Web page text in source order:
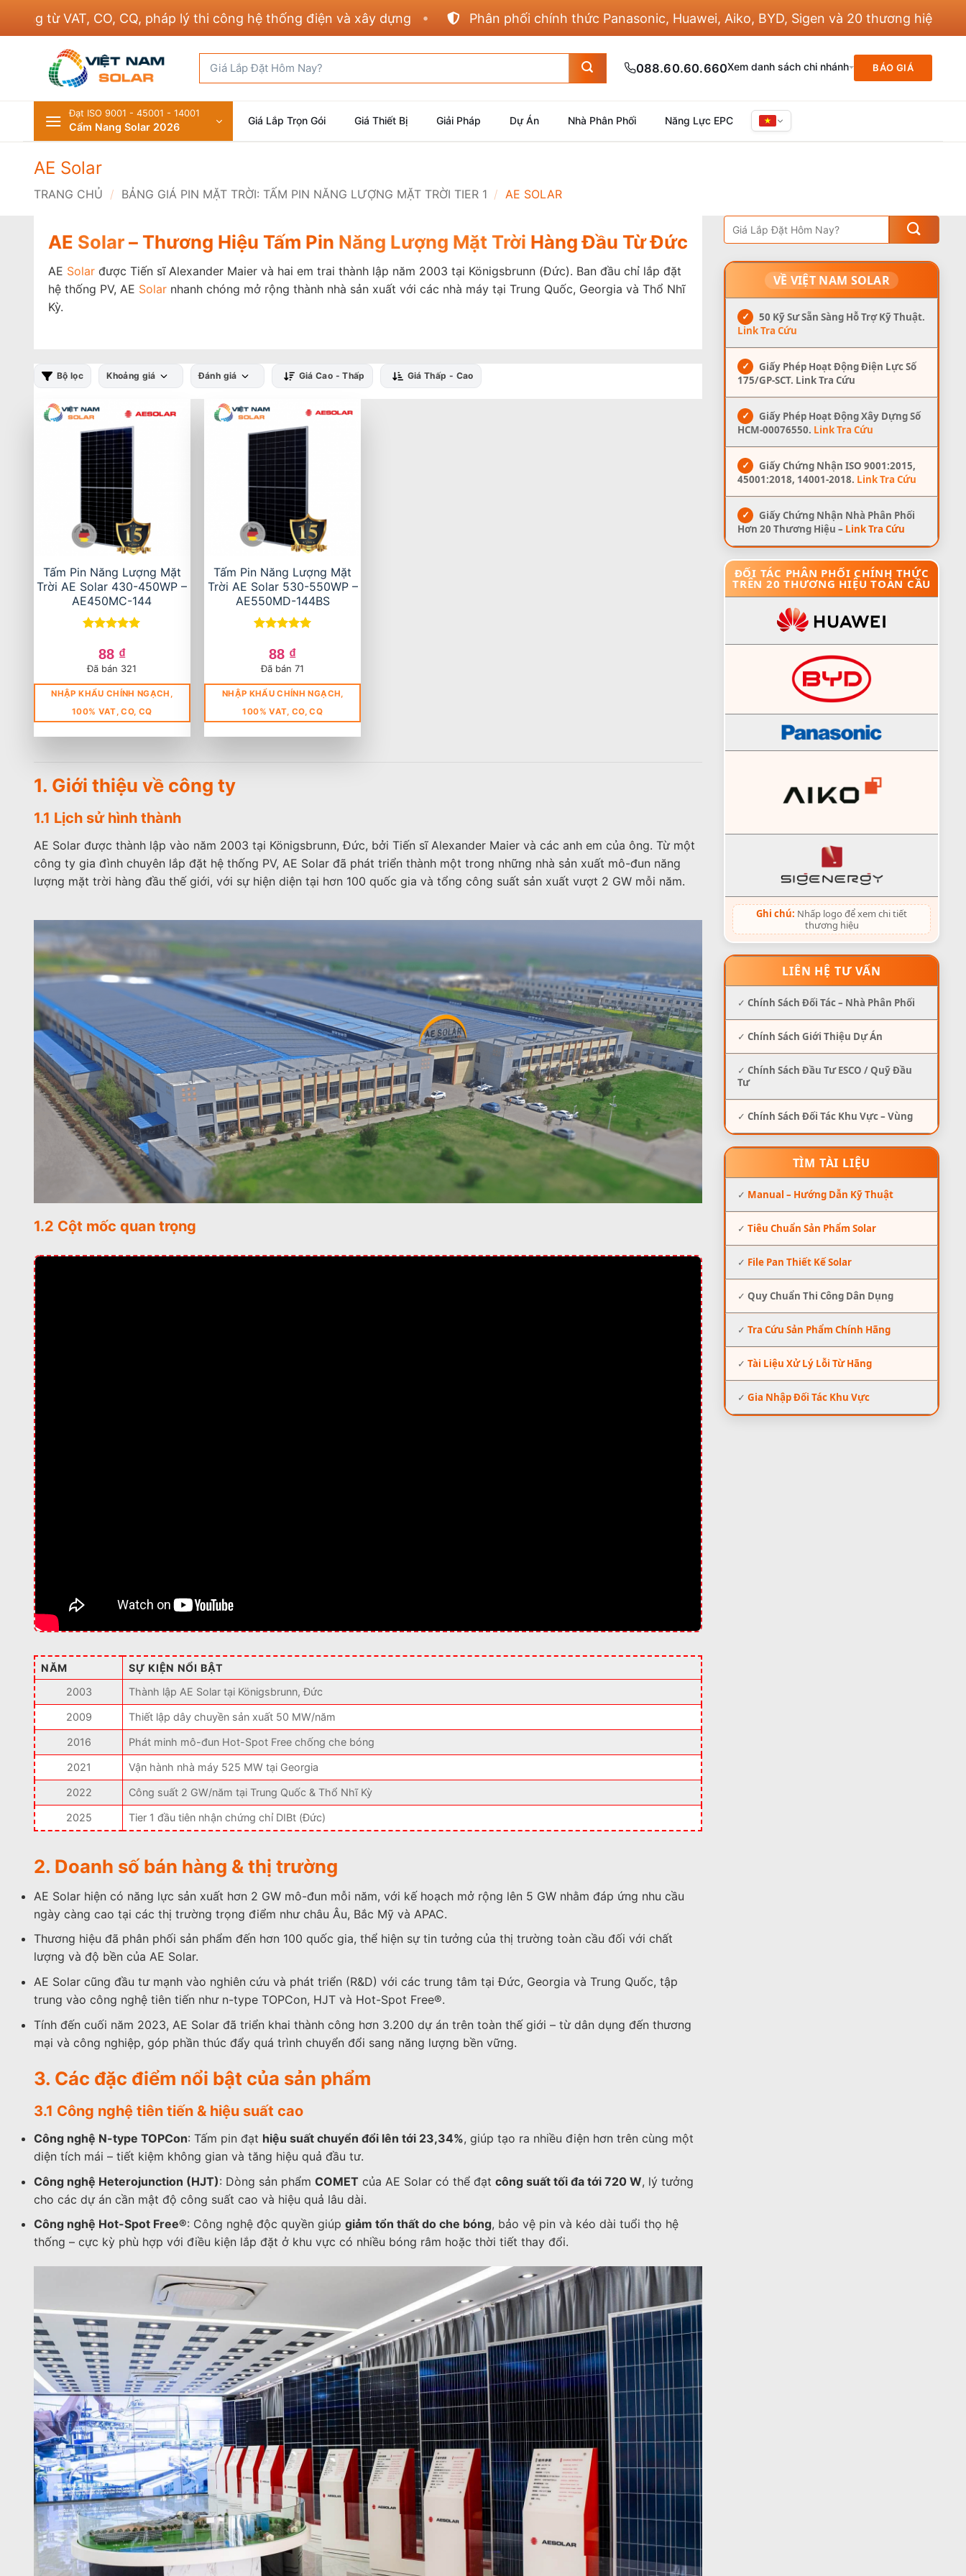
CO, CQ, pháp lý thi công hệ thống điện và xây dựng Phân phối chính thức Panasonic, Huawei, Aiko, BYD, Sigen và 20 thương hiệu khác
kiếm:
088.60.60.660Xem danh sách chi nhánh BÁO GIÁ
Đạt ISO 9001 - 45001 - 14001
Cẩm Nang Solar 2026 Giá Lắp Trọn Gói Giá Thiết Bị Giải Pháp Dự Án Nhà Phân Phối Năng Lực EPC
AE Solar
TRANG CHỦ / BẢNG GIÁ PIN MẶT TRỜI: TẤM PIN NĂNG LƯỢNG MẶT TRỜI TIER 1 / AE SOLAR
AE Solar– Thương Hiệu Tấm Pin Năng Lượng Mặt Trời Hàng Đầu Từ Đức
AE Solar được Tiến sĩ Alexander Maier và hai em trai thành lập năm 2003 tại Königsbrunn (Đức). Ban đầu chỉ lắp đặt
hệ thống PV, AE Solar nhanh chóng mở rộng thành nhà sản xuất với các nhà máy tại Trung Quốc, Georgia và Thổ Nhĩ
Kỳ.
Bộ lọc Khoảng giá Đánh giá Giá Cao - Thấp Giá Thấp - Cao
Tấm Pin Năng Lượng Mặt
Trời AE Solar 430-450WP –
AE450MC-144
hạng5 5
sao
88 ₫
Đã bán 321
NHẬP KHẨU CHÍNH NGẠCH,
100% VAT, CO, CQ
Tấm Pin Năng Lượng Mặt
Trời AE Solar 530-550WP –
AE550MD-144BS
hạng5 5
sao
88 ₫
Đã bán 71
NHẬP KHẨU CHÍNH NGẠCH,
100% VAT, CO, CQ
1. Giới thiệu về công ty
1.1 Lịch sử hình thành
AE Solar được thành lập vào năm 2003 tại Königsbrunn, Đức, bởi Tiến sĩ Alexander Maier và các anh em của ông. Từ một
công ty gia đình chuyên lắp đặt hệ thống PV, AE Solar đã phát triển thành một trong những nhà sản xuất mô-đun năng
lượng mặt trời hàng đầu thế giới, với sự hiện diện tại hơn 100 quốc gia và tổng công suất sản xuất vượt 2 GW mỗi năm.
1.2 Cột mốc quan trọng
NĂM
SỰ KIỆN NỔI BẬT
2003
Thành lập AE Solar tại Königsbrunn, Đức
2009 Thiết lập dây chuyền sản xuất 50 MW/năm
2016 Phát minh mô-đun Hot-Spot Free chống che bóng
2021 Vận hành nhà máy 525 MW tại Georgia
2022 Công suất 2 GW/năm tại Trung Quốc & Thổ Nhĩ Kỳ
2025 Tier 1 đầu tiên nhận chứng chỉ DIBt (Đức)
2. Doanh số bán hàng & thị trường
AE Solar hiện có năng lực sản xuất hơn 2 GW mô-đun mỗi năm, với kế hoạch mở rộng lên 5 GW nhằm đáp ứng nhu cầu
ngày càng cao tại các thị trường trọng điểm như châu Âu, Bắc Mỹ và APAC.
Thương hiệu đã phân phối sản phẩm đến hơn 100 quốc gia, thể hiện sự tin tưởng của thị trường toàn cầu đối với chất
lượng và độ bền của AE Solar.
AE Solar cũng đầu tư mạnh vào nghiên cứu và phát triển (R&D) với các trung tâm tại Đức, Georgia và Trung Quốc, tập
trung vào công nghệ tiên tiến như n-type TOPCon, HJT và Hot-Spot Free®.
Tính đến cuối năm 2023, AE Solar đã triển khai thành công hơn 3.200 dự án trên toàn thế giới – từ dân dụng đến thương
mại và công nghiệp, góp phần thúc đẩy quá trình chuyển đổi sang năng lượng bền vững.
3. Các đặc điểm nổi bật của sản phẩm
3.1 Công nghệ tiên tiến & hiệu suất cao
Công nghệ N-type TOPCon: Tấm pin đạt hiệu suất chuyển đổi lên tới 23,34%, giúp tạo ra nhiều điện hơn trên cùng một
diện tích mái – tiết kiệm không gian và tăng hiệu quả đầu tư.
Công nghệ Heterojunction (HJT): Dòng sản phẩm COMET của AE Solar có thể đạt công suất tối đa tới 720 W, lý tưởng
cho các dự án cần mật độ công suất cao và hiệu quả lâu dài.
Công nghệ Hot-Spot Free®: Công nghệ độc quyền giúp giảm tổn thất do che bóng, bảo vệ pin và kéo dài tuổi thọ hệ
thống – cực kỳ phù hợp với điều kiện lắp đặt ở khu vực có nhiều bóng râm hoặc thời tiết thay đổi.
VỀ VIỆT NAM SOLAR
✓
50 Kỹ Sư Sẵn Sàng Hỗ Trợ Kỹ Thuật.
Link Tra Cứu
✓
Giấy Phép Hoạt Động Điện Lực Số
175/GP-SCT. Link Tra Cứu
✓
Giấy Phép Hoạt Động Xây Dựng Số
HCM-00076550. Link Tra Cứu
✓
Giấy Chứng Nhận ISO 9001:2015,
45001:2018, 14001-2018. Link Tra Cứu
✓
Giấy Chứng Nhận Nhà Phân Phối
Hơn 20 Thương Hiệu – Link Tra Cứu
ĐỐI TÁC PHÂN PHỐI CHÍNH THỨC
TRÊN 20 THƯƠNG HIỆU TOÀN CẦU
Ghi chú: Nhấp logo để xem chi tiết
thương hiệu
LIÊN HỆ TƯ VẤN
✓ Chính Sách Đối Tác – Nhà Phân Phối
✓ Chính Sách Giới Thiệu Dự Án
✓ Chính Sách Đầu Tư ESCO / Quỹ Đầu
Tư
✓ Chính Sách Đối Tác Khu Vực – Vùng
TÌM TÀI LIỆU
✓ Manual – Hướng Dẫn Kỹ Thuật
✓ Tiêu Chuẩn Sản Phẩm Solar
✓ File Pan Thiết Kế Solar
✓ Quy Chuẩn Thi Công Dân Dụng
✓ Tra Cứu Sản Phẩm Chính Hãng
✓ Tài Liệu Xử Lý Lỗi Từ Hãng
✓ Gia Nhập Đối Tác Khu Vực